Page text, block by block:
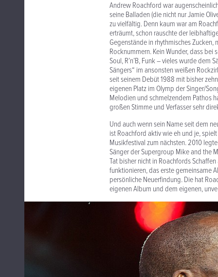
Andrew Roachford war
seine Balladen (die nicht nur Jamie
zu vielfältig. Denn kaum war am
erträumt, schon rauschte der
Gegenstände in rhythmisches Zucken,
Rocknummern. Kein Wunder, dass
Soul, R’n’B, Funk – vieles wurde
Sängers“ im ansonsten weißen
seit seinem Debüt 1988 mit bisher
eigenen Platz im Olymp der Singer/
Melodien und schmelzendem Pathos
großen Stimme und Verfasser sehr
Und auch wenn sein Name seit dem
ist Roachford aktiv wie eh und je,
Musikfestival zum nächsten. 2010
Sänger der Supergroup Mike and the
Tat bisher nicht in Roachfords
funktionieren, das erste gemeinsame
persönliche Neuerfindung. Die hat
eigenen Album und dem eigenen,